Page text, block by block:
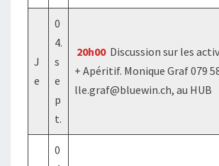
J
e
0
4.
s
e
p
t.
20h00 Discussion sur les
+ Apéritif. Monique Graf 079
lle.graf@bluewin.ch, au HUB
0